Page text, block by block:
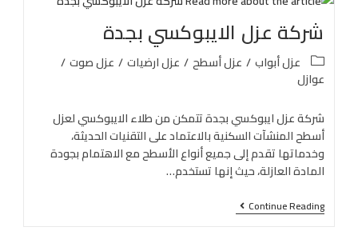
شركة عزل الايبوكسي بجدة
عزل أبواب/ عزل أسطح/ عزل ارضيات/ عزل صوت/
عوازل
شركة عزل ايبوكسي بجدة تتمكن من طلاء الايبوكسي لعزل
أسطح المنشآت السكنية بالاعتماد على التقنيات الحديثة،
وخدماتها تقدم إلى جميع أنواع الأسطح مع الاهتمام بجودة
المادة العازلة، حيث إنها تستخدم…
Continue Reading